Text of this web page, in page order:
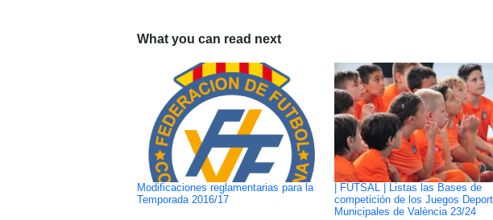
What you can read next
Modificaciones reglamentarias para la
Temporada 2016/17
| FUTSAL | Listas las Bases de
competición de los Juegos
Municipales de València 23/24